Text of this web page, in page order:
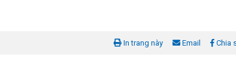
In trang này Email Chia